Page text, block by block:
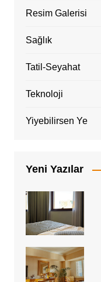
Resim Galerisi
Sağlık
Tatil-Seyahat
Teknoloji
Yiyebilirsen Ye
Yeni Yazılar